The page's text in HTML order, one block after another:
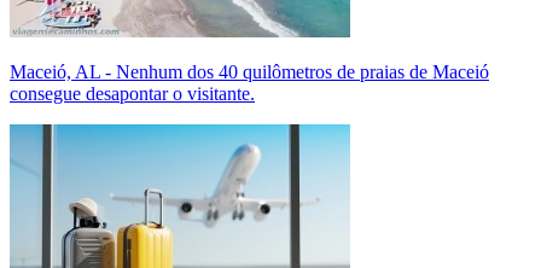
Maceió, AL - Nenhum dos 40 quilômetros de praias de Maceió
consegue desapontar o visitante.